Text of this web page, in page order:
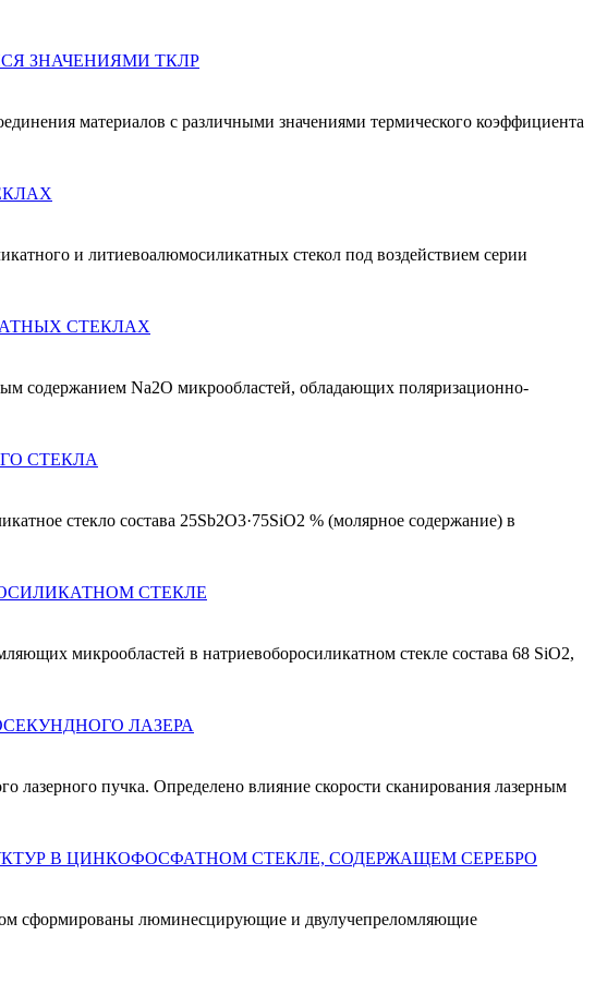
ЗНАЧЕНИЯМИ ТКЛР
материалов с различными значениями термического коэффициента
и литиевоалюмосиликатных стекол под воздействием серии
СТЕКЛАХ
содержанием Na2O микрообластей, обладающих поляризационно-
СТЕКЛА
стекло состава 25Sb2O3·75SiO2 % (молярное содержание) в
СТЕКЛЕ
микрообластей в натриевоборосиликатном стекле состава 68 SiO2,
ЛАЗЕРА
лазерного пучка. Определено влияние скорости сканирования лазерным
В ЦИНКОФОСФАТНОМ СТЕКЛЕ, СОДЕРЖАЩЕМ СЕРЕБРО
сформированы люминесцирующие и двулучепреломляющие